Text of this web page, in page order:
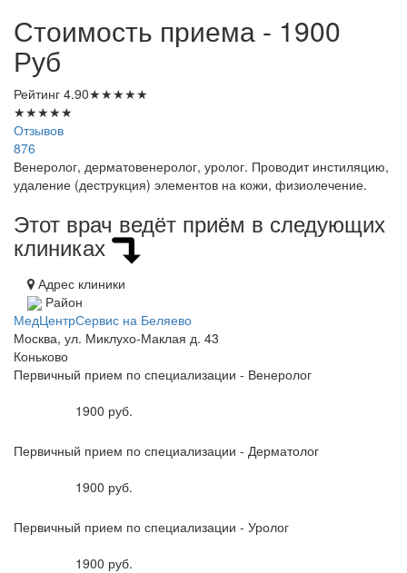
Стоимость приема - 1900
Руб
Рейтинг 4.90★★★★★
★★★★★
Отзывов
876
Венеролог, дерматовенеролог, уролог. Проводит инстиляцию,
удаление (деструкция) элементов на кожи, физиолечение.
Этот врач ведёт приём в следующих
клиниках
Адрес клиники
Район
МедЦентрСервис на Беляево
Москва, ул. Миклухо-Маклая д. 43
Коньково
Первичный прием по специализации - Венеролог
1900 руб.
Первичный прием по специализации - Дерматолог
1900 руб.
Первичный прием по специализации - Уролог
1900 руб.